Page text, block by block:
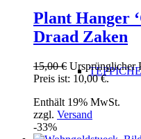
Plant Hanger
Draad Zaken
15,00€ Ursprünglicher
Preis ist: 10,00 €.
Enthält 19% MwSt.
zzgl. Versand
-33%